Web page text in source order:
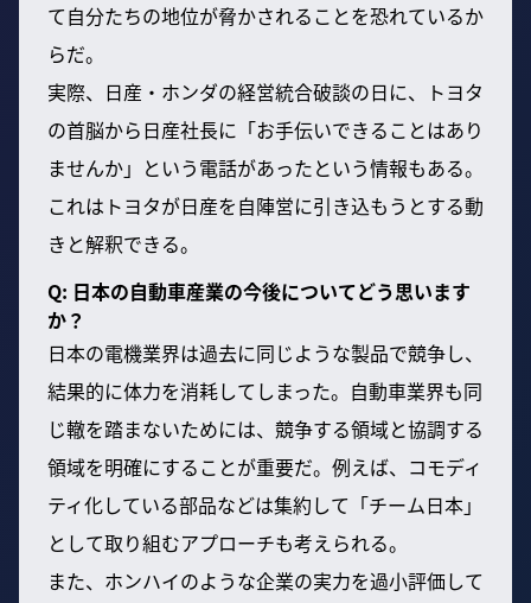
て自分たちの地位が脅かされることを恐れているか
らだ。
実際、日産・ホンダの経営統合破談の日に、トヨタ
の首脳から日産社長に「お手伝いできることはあり
ませんか」という電話があったという情報もある。
これはトヨタが日産を自陣営に引き込もうとする動
きと解釈できる。
Q: 日本の自動車産業の今後についてどう思います
か？
日本の電機業界は過去に同じような製品で競争し、
結果的に体力を消耗してしまった。自動車業界も同
じ轍を踏まないためには、競争する領域と協調する
領域を明確にすることが重要だ。例えば、コモディ
ティ化している部品などは集約して「チーム日本」
として取り組むアプローチも考えられる。
また、ホンハイのような企業の実力を過小評価して